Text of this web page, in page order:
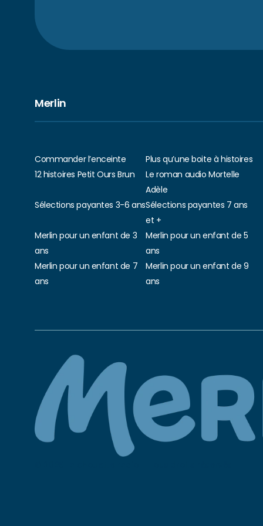
Merlin
Commander l’enceinte
Plus qu’une boite à histoires
12 histoires Petit Ours Brun
Le roman audio Mortelle
Adèle
Sélections payantes 3-6 ansSélections payantes 7 ans
et +
Merlin pour un enfant de 3
ans
Merlin pour un enfant de 5
ans
Merlin pour un enfant de 7
ans
Merlin pour un enfant de 9
ans